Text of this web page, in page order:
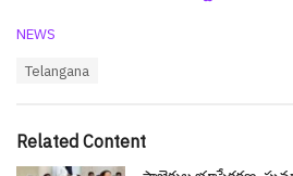
C
o
r
i
NEWS
:
Telangana
Related Content